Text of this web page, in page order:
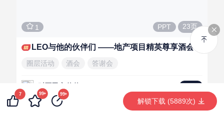
1 PPT 23页
LEO与他的伙伴们 ——地产项目精英尊享酒会
圈层活动 酒会 答谢会
怼死甲方爸爸
7 99+ 99+
解锁下载 (5889次)